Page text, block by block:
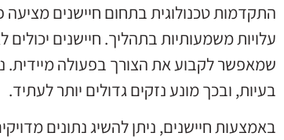
התקדמות טכנולוגית בתחום חיישנים מציעה
עלויות משמעותיות בתהליך. חיישנים
שמאפשר לקבוע את הצורך בפעולה מיידית.
בעיות, ובכך מונע נזקים גדולים יותר לעתיד.
באמצעות חיישנים, ניתן להשיג נתונים